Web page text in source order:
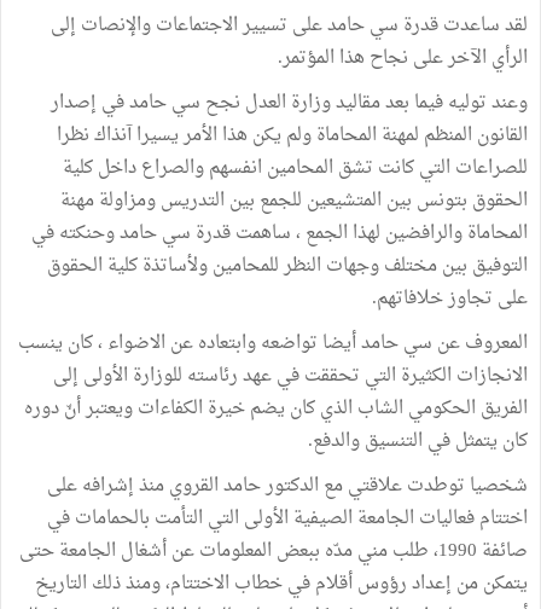
لقد ساعدت قدرة سي حامد على تسيير الاجتماعات والإنصات إلى
الرأي الآخر على نجاح هذا المؤتمر.
وعند توليه فيما بعد مقاليد وزارة العدل نجح سي حامد في إصدار
القانون المنظم لمهنة المحاماة ولم يكن هذا الأمر يسيرا آنذاك نظرا
للصراعات التي كانت تشق المحامين انفسهم والصراع داخل كلية
الحقوق بتونس بين المتشيعين للجمع بين التدريس ومزاولة مهنة
المحاماة والرافضين لهذا الجمع ، ساهمت قدرة سي حامد وحنكته في
التوفيق بين مختلف وجهات النظر للمحامين ولأساتذة كلية الحقوق
على تجاوز خلافاتهم.
المعروف عن سي حامد أيضا تواضعه وابتعاده عن الاضواء ، كان ينسب
الانجازات الكثيرة التي تحققت في عهد رئاسته للوزارة الأولى إلى
الفريق الحكومي الشاب الذي كان يضم خيرة الكفاءات ويعتبر أنّ دوره
كان يتمثل في التنسيق والدفع.
شخصيا توطدت علاقتي مع الدكتور حامد القروي منذ إشرافه على
اختتام فعاليات الجامعة الصيفية الأولى التي التأمت بالحمامات في
صائفة 1990، طلب مني مدّه ببعض المعلومات عن أشغال الجامعة حتى
يتمكن من إعداد رؤوس أقلام في خطاب الاختتام، ومنذ ذلك التاريخ